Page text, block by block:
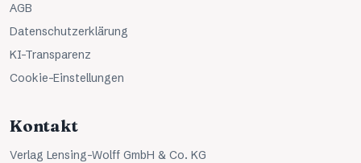
AGB
Datenschutzerklärung
KI-Transparenz
Cookie-Einstellungen
Kontakt
Verlag Lensing-Wolff GmbH & Co. KG